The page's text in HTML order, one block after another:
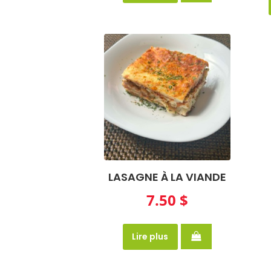
LASAGNE À LA VIANDE
7.50 $
Lire plus